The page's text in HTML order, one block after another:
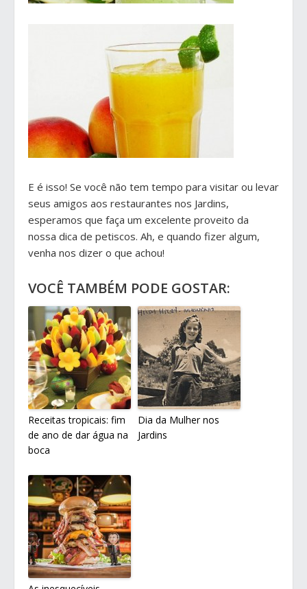
E é isso! Se você não tem tempo para visitar ou levar
seus amigos aos restaurantes nos Jardins,
esperamos que faça um excelente proveito da
nossa dica de petiscos. Ah, e quando fizer algum,
venha nos dizer o que achou!
VOCÊ TAMBÉM PODE GOSTAR:
Receitas tropicais: fim
de ano de dar água na
boca
Dia da Mulher nos
Jardins